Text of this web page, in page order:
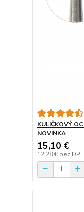
KULIČKOVÝ
NOVINKA
15,10 €
12,28 € bez DPH